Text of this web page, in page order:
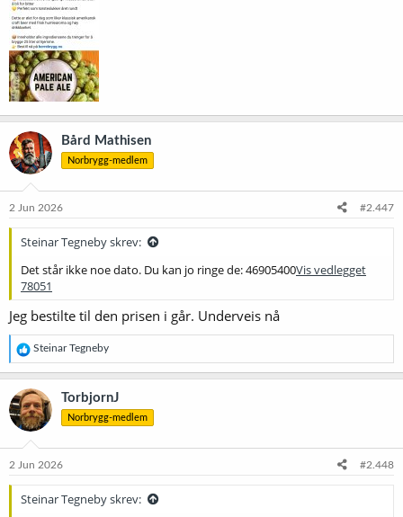
Bård Mathisen
Norbrygg-medlem
2 Jun 2026 #2.447
Steinar Tegneby skrev:
Det står ikke noe dato. Du kan jo ringe de: 46905400Vis vedlegget
78051
Jeg bestilte til den prisen i går. Underveis nå
R
e
a
k
s
j
o
e
Steinar Tegneby
TorbjornJ
Norbrygg-medlem
2 Jun 2026 #2.448
Steinar Tegneby skrev: